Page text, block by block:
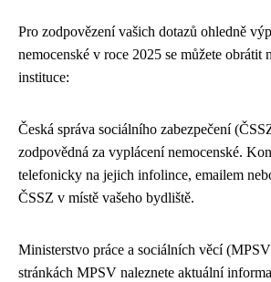
Pro zodpovězení vašich dotazů ohledně
nemocenské v roce 2025 se můžete obrátit
instituce:
Česká správa sociálního zabezpečení
zodpovědná za vyplácení nemocenské.
telefonicky na jejich infolince, emailem
ČSSZ v místě vašeho bydliště.
Ministerstvo práce a sociálních věcí
stránkách MPSV naleznete aktuální